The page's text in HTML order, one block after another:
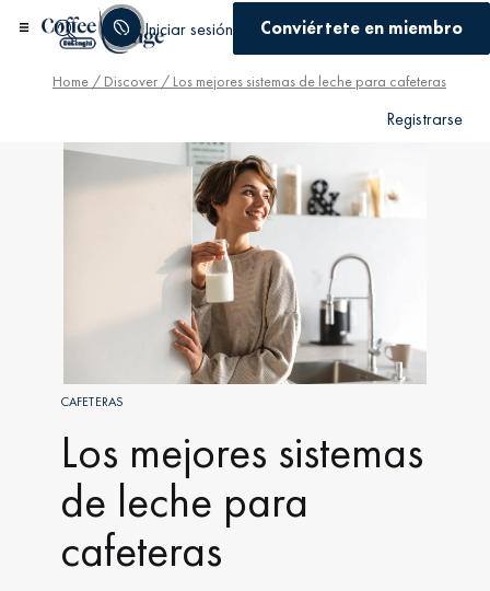
Iniciar sesión Conviértete en miembro
Registrarse
Home / Discover / Los mejores sistemas de leche para cafeteras
CAFETERAS
Los mejores sistemas
de leche para
cafeteras